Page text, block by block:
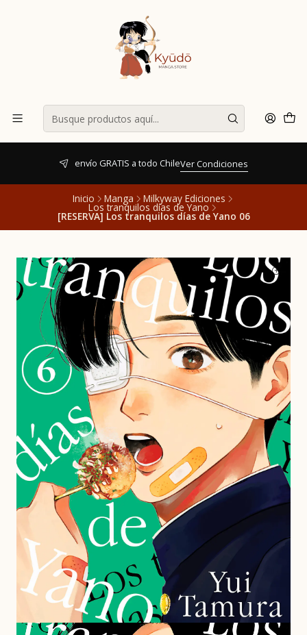
envío GRATIS a todo ChileVer Condiciones
Inicio Manga Milkyway Ediciones
Los tranquilos días de Yano
[RESERVA] Los tranquilos días de Yano 06